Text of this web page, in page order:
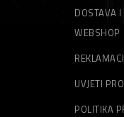
DOSTAVA
WEBSHOP
UVJETI
POLITIKA